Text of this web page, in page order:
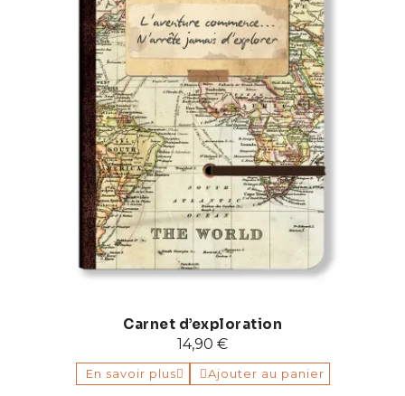
Carnet d’exploration
14,90 €
En savoir plus Ajouter au panier